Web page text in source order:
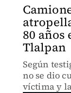
80 años
Tlalpan
Según
no se dio
víctima y